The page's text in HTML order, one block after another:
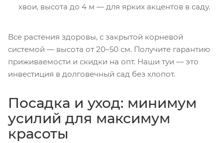
хвои, высота до 4 м — для ярких акцентов в саду.
Все растения здоровы, с закрытой корневой
системой — высота от 20–50 см. Получите гарантию
приживаемости и скидки на опт. Наши туи — это
инвестиция в долговечный сад без хлопот.
Посадка и уход: минимум
усилий для максимум
красоты